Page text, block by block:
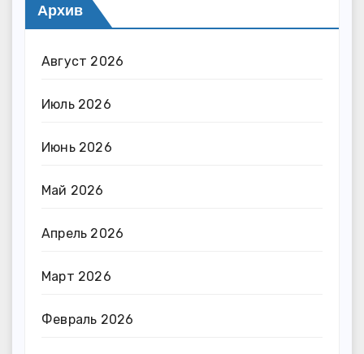
Архив
Август 2026
Июль 2026
Июнь 2026
Май 2026
Апрель 2026
Март 2026
Февраль 2026